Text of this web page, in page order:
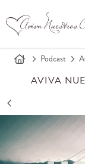
Podcast
AVIVA